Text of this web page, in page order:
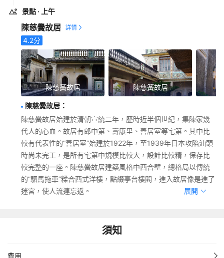
景點 · 上午
陳慈黌故居
4.2分
陳慈簧故居 陳慈簧故居
陳慈黌故居 ：
陳慈黌故居始建於清朝宣統二年，歷時近半個世紀，集陳家幾
代人的心血。故居有郎中第、壽康里、善居室等宅第。其中比
較有代表性的“善居室”始建於1922年，至1939年日本攻陷汕頭
時尚未完工，是所有宅第中規模比較大，設計比較精，保存比
較完整的一座。陳慈黌故居建築風格中西合壁，總格局以傳統
的“駟馬拖車”糅合西式洋樓，點綴亭台樓閣，進入故居像是進了
迷宮，使人流連忘返。
展開
須知
費用